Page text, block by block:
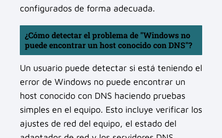
configurados de forma adecuada.
¿Cómo detectar el problema de "Windows no
puede encontrar un host conocido con DNS"?
Un usuario puede detectar si está teniendo el
error de Windows no puede encontrar un
host conocido con DNS haciendo pruebas
simples en el equipo. Esto incluye verificar los
ajustes de red del equipo, el estado del